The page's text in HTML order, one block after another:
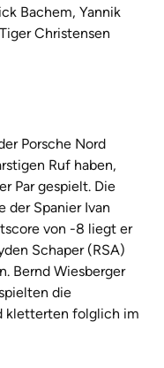
Bachem, Yannik
Christensen
Porsche Nord
Ruf haben,
Par gespielt. Die
der Spanier Ivan
von -8 liegt er
Schaper (RSA)
Bernd Wiesberger
die
kletterten folglich im